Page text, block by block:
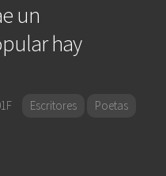
un
hay
Escritores Poetas